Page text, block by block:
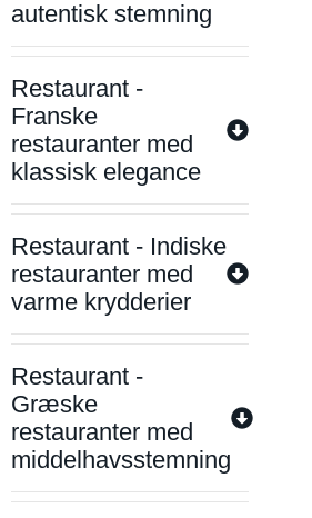
autentisk stemning
Restaurant -
Franske
restauranter med
klassisk elegance
Restaurant - Indiske
restauranter med
varme krydderier
Restaurant -
Græske
restauranter med
middelhavsstemning